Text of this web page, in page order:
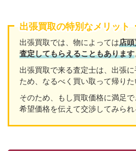
出張買取の特別なメリット
出張買取では、物によっては店
査定してもらえることもあります
出張買取で来る査定士は、出張
ため、なるべく買い取って帰りた
そのため、もし買取価格に満足で
希望価格を伝えて交渉してみられ